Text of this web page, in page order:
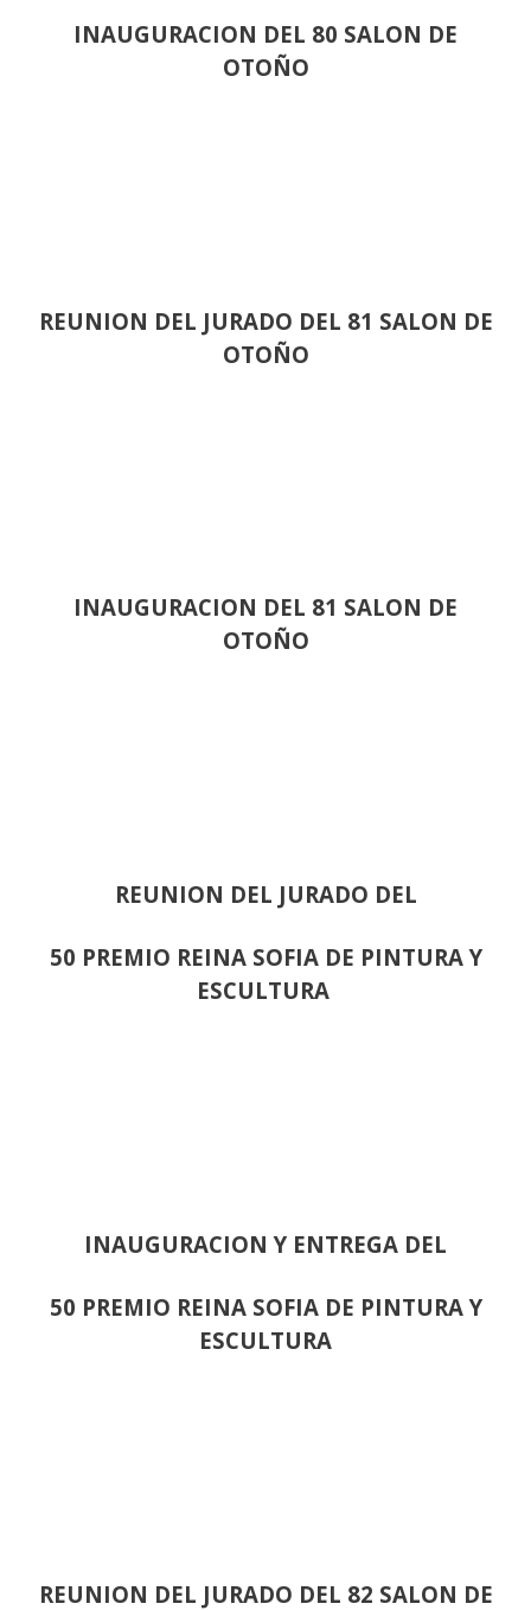
INAUGURACION DEL 80 SALON DE
OTOÑO
REUNION DEL JURADO DEL 81 SALON DE
OTOÑO
INAUGURACION DEL 81 SALON DE
OTOÑO
REUNION DEL JURADO DEL
50 PREMIO REINA SOFIA DE PINTURA Y
ESCULTURA
INAUGURACION Y ENTREGA DEL
50 PREMIO REINA SOFIA DE PINTURA Y
ESCULTURA
REUNION DEL JURADO DEL 82 SALON DE